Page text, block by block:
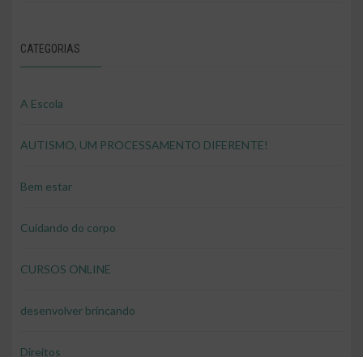
CATEGORIAS
A Escola
AUTISMO, UM PROCESSAMENTO DIFERENTE!
Bem estar
Cuidando do corpo
CURSOS ONLINE
desenvolver brincando
Direitos